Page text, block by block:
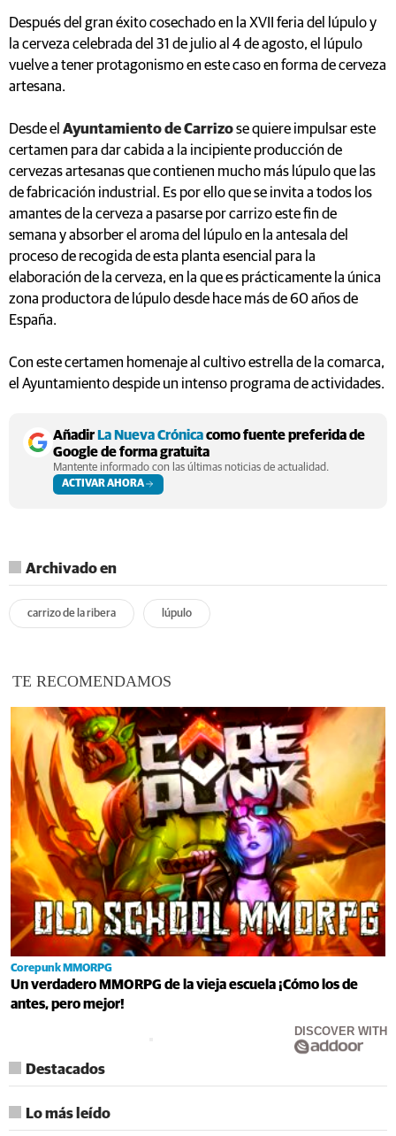
Después del gran éxito cosechado en la XVII feria del lúpulo y
la cerveza celebrada del 31 de julio al 4 de agosto, el lúpulo
vuelve a tener protagonismo en este caso en forma de cerveza
artesana.
Desde el Ayuntamiento de Carrizose quiere impulsar este
certamen para dar cabida a la incipiente producción de
cervezas artesanas que contienen mucho más lúpulo que las
de fabricación industrial. Es por ello que se invita a todos los
amantes de la cerveza a pasarse por carrizo este fin de
semana y absorber el aroma del lúpulo en la antesala del
proceso de recogida de esta planta esencial para la
elaboración de la cerveza, en la que es prácticamente la única
zona productora de lúpulo desde hace más de 60 años de
España.
Con este certamen homenaje al cultivo estrella de la comarca,
el Ayuntamiento despide un intenso programa de actividades.
Añadir La Nueva Crónicacomo fuente preferida de
Google de forma gratuita
Mantente informado con las últimas noticias de actualidad.
ACTIVAR AHORA
Archivado en
carrizo de la ribera lúpulo
TE RECOMENDAMOS
Corepunk MMORPG
Un verdadero MMORPG de la vieja escuela ¡Cómo los de
antes, pero mejor!
DISCOVER WITH
Destacados
Lo más leído